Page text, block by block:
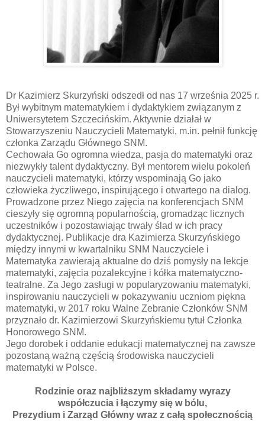
Dr Kazimierz Skurzyński odszedł od nas 17 września 2025 r.
Był wybitnym matematykiem i dydaktykiem związanym z
Uniwersytetem Szczecińskim. Aktywnie działał w
Stowarzyszeniu Nauczycieli Matematyki, m.in. pełnił funkcję
członka Zarządu Głównego SNM.
Cechowała Go ogromna wiedza, pasja do matematyki oraz
niezwykły talent dydaktyczny. Był mentorem wielu pokoleń
nauczycieli matematyki, którzy wspominają Go jako
człowieka życzliwego, inspirującego i otwartego na dialog.
Prowadzone przez Niego zajęcia na konferencjach SNM
cieszyły się ogromną popularnością, gromadząc licznych
uczestników i pozostawiając trwały ślad w ich pracy
dydaktycznej. Publikacje dra Kazimierza Skurzyńskiego
między innymi w kwartalniku SNM Nauczyciele i
Matematyka zawierają aktualne do dziś pomysły na lekcje
matematyki, zajęcia pozalekcyjne i kółka matematyczno-
teatralne. Za Jego zasługi w popularyzowaniu matematyki,
inspirowaniu nauczycieli w pokazywaniu uczniom piękna
matematyki, w 2017 roku Walne Zebranie Członków SNM
przyznało dr. Kazimierzowi Skurzyńskiemu tytuł Członka
Honorowego SNM.
Jego dorobek i oddanie edukacji matematycznej na zawsze
pozostaną ważną częścią środowiska nauczycieli
matematyki w Polsce.
Rodzinie oraz najbliższym składamy wyrazy
współczucia i łączymy się w bólu,
Prezydium i Zarząd Główny wraz z całą społecznością